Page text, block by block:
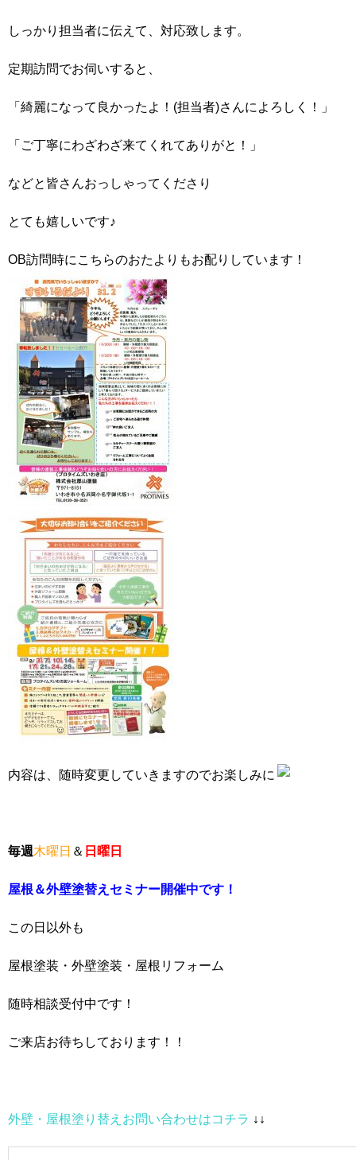
しっかり担当者に伝えて、対応致します。
定期訪問でお伺いすると、
「綺麗になって良かったよ！(担当者)さんによろしく！」
「ご丁寧にわざわざ来てくれてありがと！」
などと皆さんおっしゃってくださり
とても嬉しいです♪
OB訪問時にこちらのおたよりもお配りしています！
内容は、随時変更していきますのでお楽しみに
毎週木曜日 ＆ 日曜日
屋根＆外壁塗替えセミナー開催中です！
この日以外も
屋根塗装・外壁塗装・屋根リフォーム
随時相談受付中です！
ご来店お待ちしております！！
外壁・屋根塗り替えお問い合わせはコチラ ↓↓